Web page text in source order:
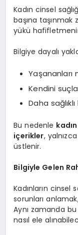
Kadın cinsel
başına taşınmak
yükü hafifletmenin
Bilgiye dayalı
Yaşananları
Kendini
Daha
Bu nedenle
içerikler,
üstlenir.
Bilgiyle Gelen
Kadınların cinsel
sorunları
Aynı zamanda bu
nasıl ele